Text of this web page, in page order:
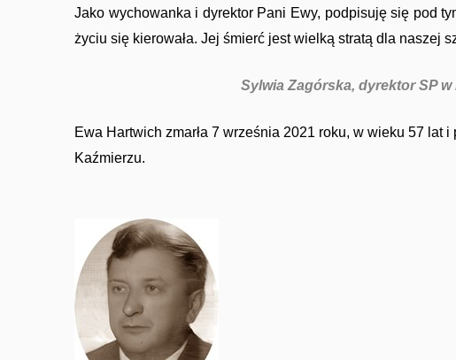
Jako wychowanka i dyrektor Pani Ewy, podpisuję się pod
życiu się kierowała. Jej śmierć jest wielką stratą dla naszej
Sylwia Zagórska, dyrektor SP w
Ewa Hartwich zmarła 7 września 2021 roku, w wieku 57 lat
Kaźmierzu.
Ciekawe historie